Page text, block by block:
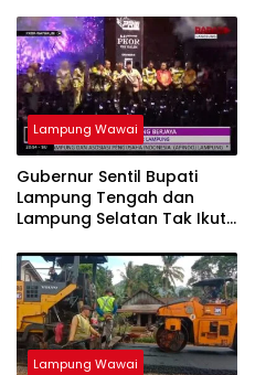
Lampung Wawai
Gubernur Sentil Bupati
Lampung Tengah dan
Lampung Selatan Tak Ikuti
Lampung Wawai